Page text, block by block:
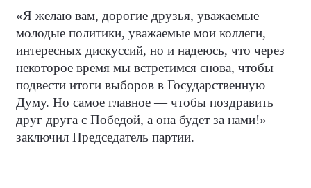
«Я желаю вам, дорогие друзья, уважаемые
молодые политики, уважаемые мои коллеги,
интересных дискуссий, но и надеюсь, что через
некоторое время мы встретимся снова, чтобы
подвести итоги выборов в Государственную
Думу. Но самое главное — чтобы поздравить
друг друга с Победой, а она будет за нами!» —
заключил Председатель партии.